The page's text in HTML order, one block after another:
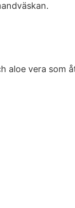
aloe vera som